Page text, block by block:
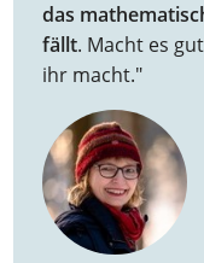
das
fällt. Macht es
ihr macht."